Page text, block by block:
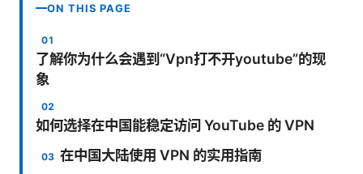
ON THIS PAGE
了解你为什么会遇到“Vpn打不开youtube”的现
象
如何选择在中国能稳定访问 YouTube 的 VPN
在中国大陆使用 VPN 的实用指南